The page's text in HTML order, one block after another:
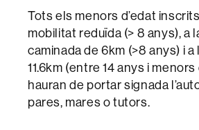
Tots els menors d’edat
mobilitat reduïda (> 8 anys), a
caminada de 6km (>8 anys) i a
11.6km (entre 14 anys i
hauran de portar signada
pares, mares o tutors.